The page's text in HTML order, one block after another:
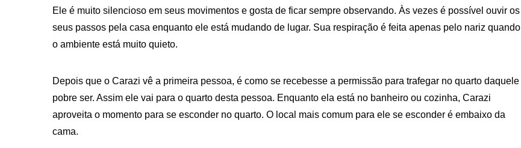
Ele é muito silencioso em seus movimentos e gosta de ficar sempre observando. Às vezes é possível ouvir os
seus passos pela casa enquanto ele está mudando de lugar. Sua respiração é feita apenas pelo nariz quando
o ambiente está muito quieto.
Depois que o Carazi vê a primeira pessoa, é como se recebesse a permissão para trafegar no quarto daquele
pobre ser. Assim ele vai para o quarto desta pessoa. Enquanto ela está no banheiro ou cozinha, Carazi
aproveita o momento para se esconder no quarto. O local mais comum para ele se esconder é embaixo da
cama.